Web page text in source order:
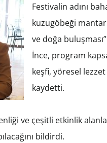
Festivalin adını
kuzugöbeği
ve doğa
İnce, program
keşfi, yöresel
kaydetti.
ve çeşitli etkinlik
bildirdi.